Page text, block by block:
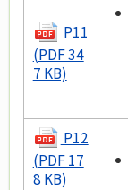
P11
(PDF 34
7 KB)
P12
(PDF 17
8 KB)